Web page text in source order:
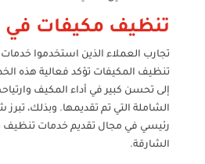
تنظيف مكيفات في
تجارب العملاء الذين استخدموا
تنظيف المكيفات تؤكد فعالية هذه
إلى تحسن كبير في أداء المكيف
الشاملة التي تم تقديمها. وبذلك،
رئيسي في مجال تقديم خدمات تنظيف
الشارقة.